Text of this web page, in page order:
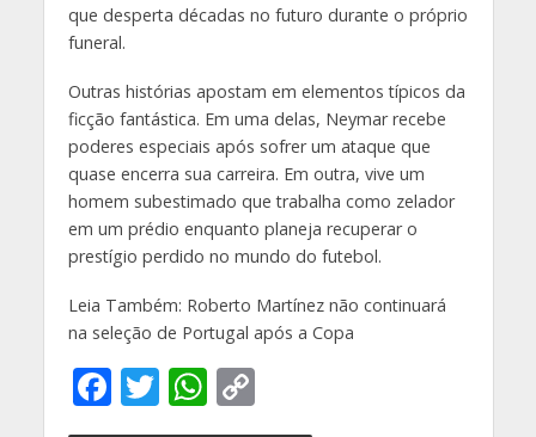
que desperta décadas no futuro durante o próprio
funeral.
Outras histórias apostam em elementos típicos da
ficção fantástica. Em uma delas, Neymar recebe
poderes especiais após sofrer um ataque que
quase encerra sua carreira. Em outra, vive um
homem subestimado que trabalha como zelador
em um prédio enquanto planeja recuperar o
prestígio perdido no mundo do futebol.
Leia Também: Roberto Martínez não continuará
na seleção de Portugal após a Copa
F
ac
T
w
W
h
C
o